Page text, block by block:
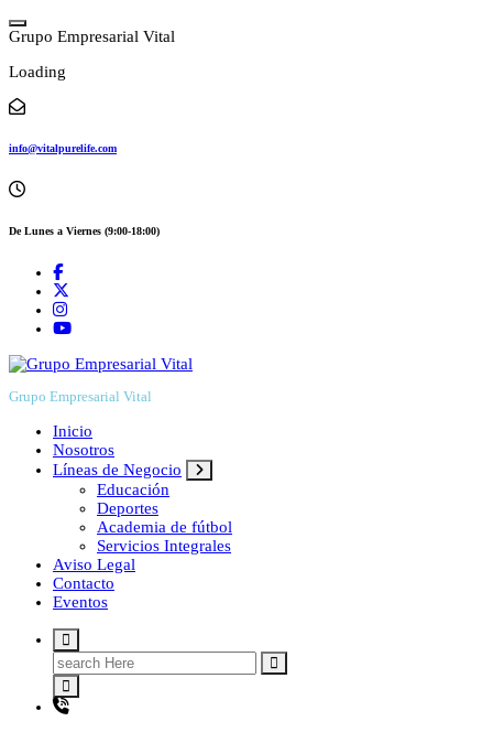
Skip
to
Grupo Empresarial Vital
Loading
info@vitalpurelife.com
De Lunes a Viernes (9:00-18:00)
Grupo Empresarial Vital
Inicio
Nosotros
Líneas de Negocio
Educación
Deportes
Academia de fútbol
Servicios Integrales
Aviso Legal
Contacto
Eventos
Search
for: